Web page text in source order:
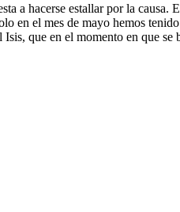
a hacerse estallar por la causa.
en el mes de mayo hemos
que en el momento en que se